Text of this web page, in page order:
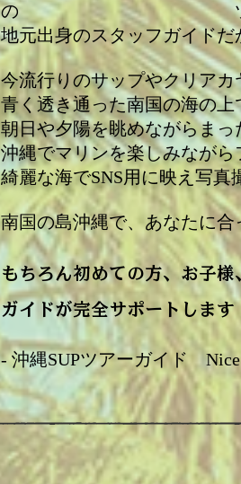
の ツアーガイド
地元出身のスタッフガイドだ
今流行りのサップやクリアカ
青く透き通った南国の海の上
朝日や夕陽を眺めながらまっ
沖縄でマリンを楽しみながら
綺麗な海でSNS用に映え写真
南国の島沖縄で、あなたに合
もちろん初めての方、お子様
ガイドが完全サポートします
- 沖縄SUPツアーガイド Nice